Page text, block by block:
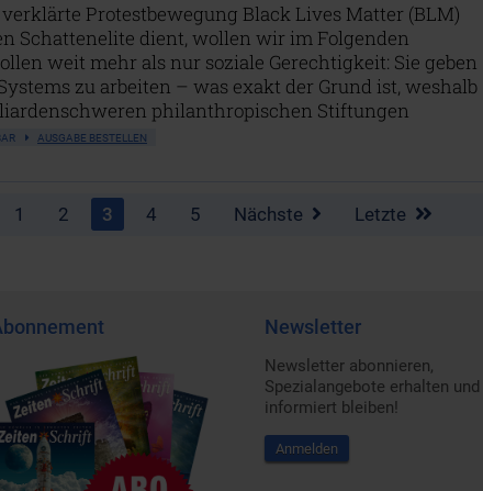
Protestbewegung Black Lives Matter (BLM)
Schattenelite dient, wollen wir im Folgenden
weit mehr als nur soziale Gerechtigkeit: Sie geben
zu arbeiten – was exakt der Grund ist, weshalb
philanthropischen Stiftungen
AUSGABE BESTELLEN
1 2 3 4 5 Nächste Letzte
Newsletter
Newsletter abonnieren,
Spezialangebote erhalten und
informiert bleiben!
Anmelden